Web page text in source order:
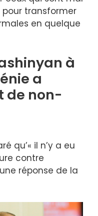
pour transformer
en quelque
à
a
de non-
qu’« il n’y a eu
contre
réponse de la